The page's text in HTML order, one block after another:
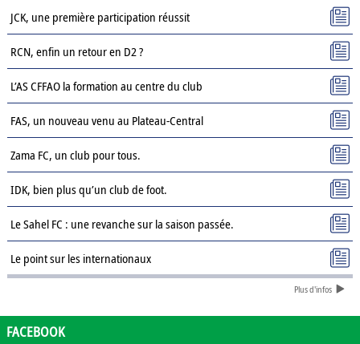
JCK, une première participation réussit
RCN, enfin un retour en D2 ?
L’AS CFFAO la formation au centre du club
FAS, un nouveau venu au Plateau-Central
Zama FC, un club pour tous.
IDK, bien plus qu’un club de foot.
Le Sahel FC : une revanche sur la saison passée.
Le point sur les internationaux
Présentation des clubs de D3 : ASPC Tenkodogo
Plus d'infos
FACEBOOK